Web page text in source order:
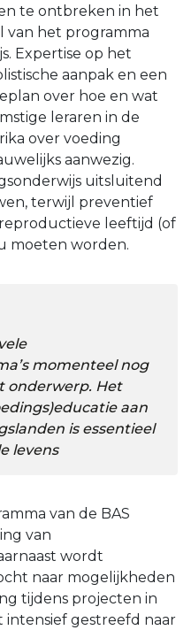
te ontbreken in het
van het programma
Expertise op het
aanpak en een
over hoe en wat
leraren in de
over voeding
aanwezig.
uitsluitend
terwijl preventief
leeftijd (of
moeten worden.
momenteel nog
onderwerp. Het
aan
is essentieel
levens
van de BAS
van
wordt
naar mogelijkheden
tijdens projecten in
intensief gestreefd naar